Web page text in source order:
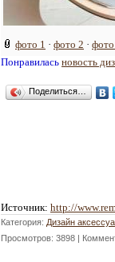
фото 1 · фото 2 ·
Понравилась новость
Поделиться…
Источник: http://
Категория: Дизайн
Просмотров: 3898 |